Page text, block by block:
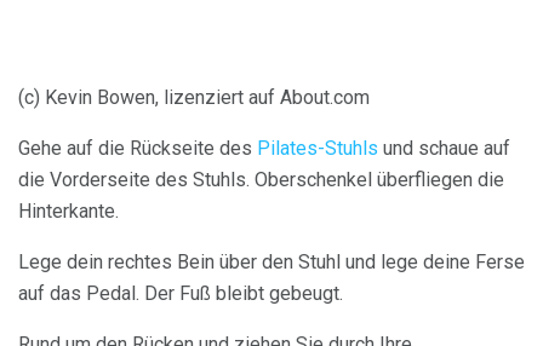
(c) Kevin Bowen, lizenziert auf About.com
Gehe auf die Rückseite des Pilates-Stuhls und schaue auf
die Vorderseite des Stuhls. Oberschenkel überfliegen die
Hinterkante.
Lege dein rechtes Bein über den Stuhl und lege deine Ferse
auf das Pedal. Der Fuß bleibt gebeugt.